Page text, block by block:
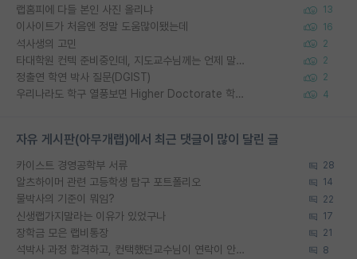
랩홈피에 다들 본인 사진 올리냐 13
이사이트가 처음엔 정말 도움많이됐는데 16
석사생의 고민 2
타대학원 컨텍 준비중인데, 지도교수님께는 언제 말씀드려야 할까요? 2
정출연 학연 박사 질문(DGIST) 2
우리나라도 학구 열풍보면 Higher Doctorate 학위가 필요하다고 봅니다. 4
자유 게시판(아무개랩)에서 최근 댓글이 많이 달린 글
카이스트 경영공학부 서류 28
알츠하이머 관련 고등학생 탐구 포트폴리오 14
물박사의 기준이 뭐임? 22
신생랩가지말라는 이유가 있었구나 17
장학금 모은 랩비통장 21
석박사 과정 합격하고, 컨택했던교수님이 연락이 안됩니다... 8